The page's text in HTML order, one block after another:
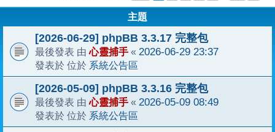
主題
[2026-06-29] phpBB 3.3.17 完整包
最後發表 由心靈捕手 « 2026-06-29 23:37
發表於 位於 系統公告區
[2026-05-09] phpBB 3.3.16 完整包
最後發表 由心靈捕手 « 2026-05-09 08:49
發表於 位於 系統公告區